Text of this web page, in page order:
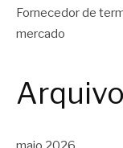
Fornecedor de
mercado